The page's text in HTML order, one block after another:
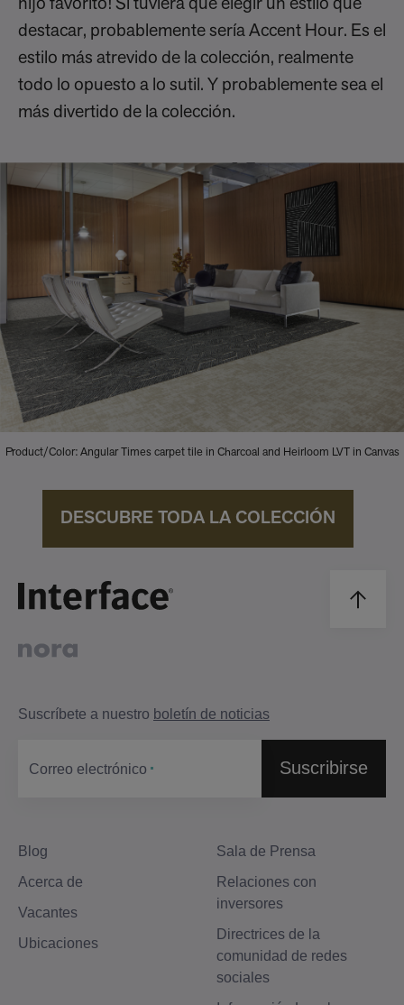
hijo favorito! Si tuviera que elegir un estilo que
destacar, probablemente sería Accent Hour. Es el
estilo más atrevido de la colección, realmente
todo lo opuesto a lo sutil. Y probablemente sea el
más divertido de la colección.
Product/Color: Angular Times carpet tile in Charcoal and Heirloom LVT in Canvas
DESCUBRE TODA LA COLECCIÓN
Blog
Acerca de
Vacantes
Ubicaciones
Sala de Prensa
Relaciones con
inversores
Directrices de la
comunidad de redes
sociales
Suscríbete a nuestro boletín de noticias
Correo electrónico Suscribirse